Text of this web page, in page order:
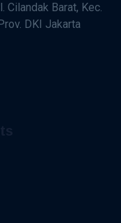
Cilandak Barat, Kec.
DKI Jakarta